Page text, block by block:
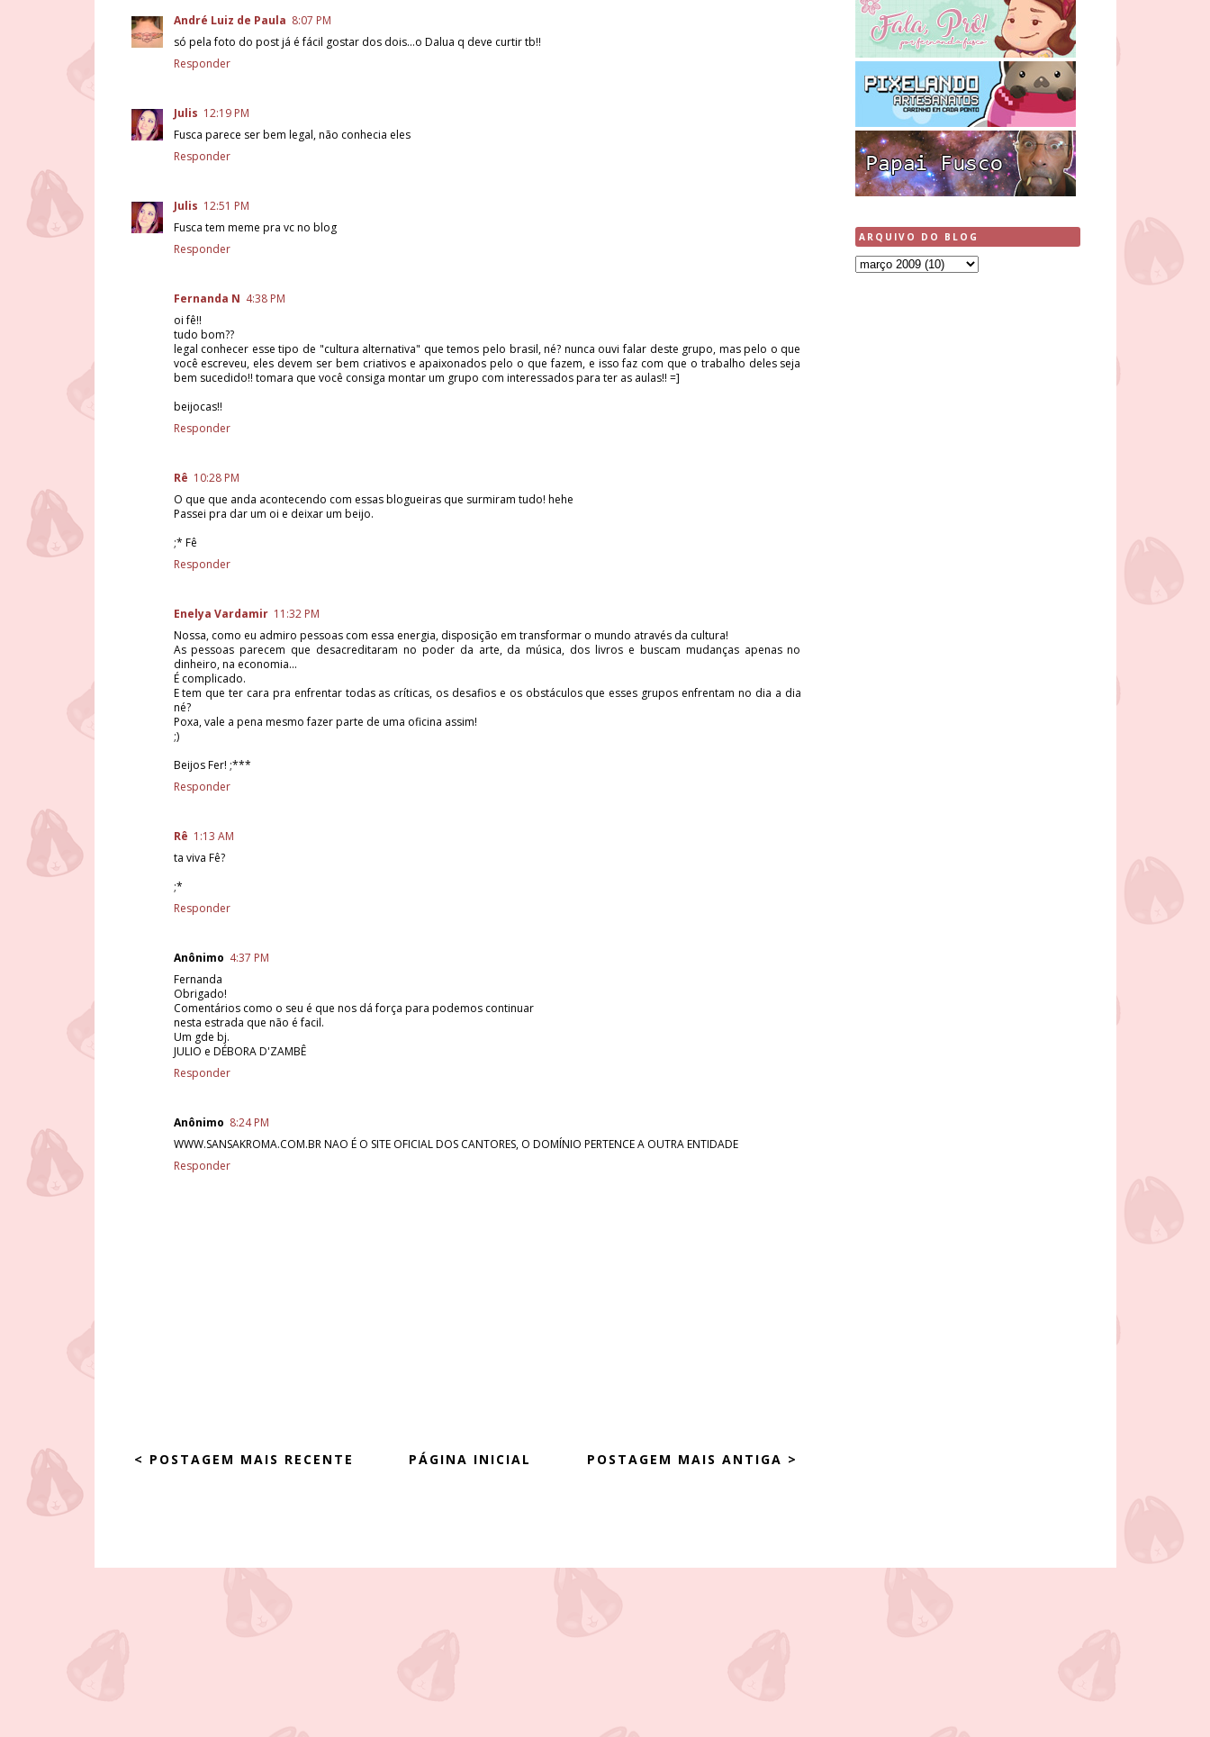
André Luiz de Paula 8:07 PM
só pela foto do post já é fácil gostar dos dois...o Dalua q deve curtir tb!!
Responder
Julis 12:19 PM
Fusca parece ser bem legal, não conhecia eles
Responder
Julis 12:51 PM
Fusca tem meme pra vc no blog
Responder
Fernanda N 4:38 PM
oi fê!!
tudo bom??
legal conhecer esse tipo de "cultura alternativa" que temos pelo brasil, né? nunca ouvi falar deste grupo, mas pelo o que
você escreveu, eles devem ser bem criativos e apaixonados pelo o que fazem, e isso faz com que o trabalho deles seja
bem sucedido!! tomara que você consiga montar um grupo com interessados para ter as aulas!! =]
beijocas!!
Responder
Rê 10:28 PM
O que que anda acontecendo com essas blogueiras que surmiram tudo! hehe
Passei pra dar um oi e deixar um beijo.
;* Fê
Responder
Enelya Vardamir 11:32 PM
Nossa, como eu admiro pessoas com essa energia, disposição em transformar o mundo através da cultura!
As pessoas parecem que desacreditaram no poder da arte, da música, dos livros e buscam mudanças apenas no
dinheiro, na economia...
É complicado.
E tem que ter cara pra enfrentar todas as críticas, os desafios e os obstáculos que esses grupos enfrentam no dia a dia
né?
Poxa, vale a pena mesmo fazer parte de uma oficina assim!
;)
Beijos Fer! ;***
Responder
Rê 1:13 AM
ta viva Fê?
;*
Responder
Anônimo 4:37 PM
Fernanda
Obrigado!
Comentários como o seu é que nos dá força para podemos continuar
nesta estrada que não é facil.
Um gde bj.
JULIO e DÉBORA D'ZAMBÊ
Responder
Anônimo 8:24 PM
WWW.SANSAKROMA.COM.BR NAO É O SITE OFICIAL DOS CANTORES, O DOMÍNIO PERTENCE A OUTRA ENTIDADE
Responder
< POSTAGEM MAIS RECENTE POSTAGEM MAIS ANTIGA >
PÁGINA INICIAL
ARQUIVO DO BLOG